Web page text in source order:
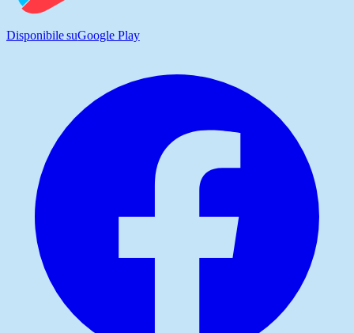
Disponibile suGoogle Play